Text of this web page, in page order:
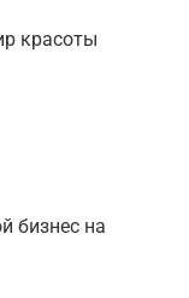
красоты
бизнес на